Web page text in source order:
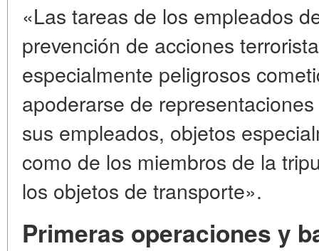
«Las tareas de los empleados
prevención de acciones
especialmente peligrosos
apoderarse de
sus empleados, objetos
como de los miembros de la
los objetos de transporte».
Primeras operaciones y